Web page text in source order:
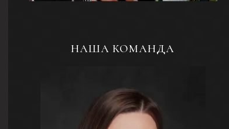
НАША КОМАНДА